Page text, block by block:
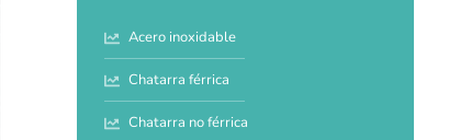
Acero inoxidable
Chatarra férrica
Chatarra no férrica